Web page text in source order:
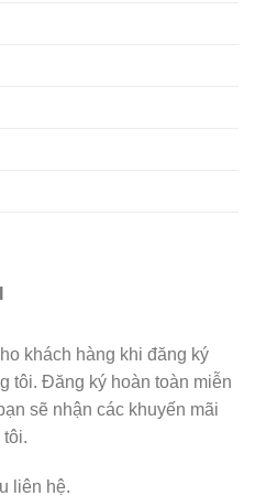
khách hàng khi đăng ký
tôi. Đăng ký hoàn toàn miễn
sẽ nhận các khuyến mãi
liên hệ.